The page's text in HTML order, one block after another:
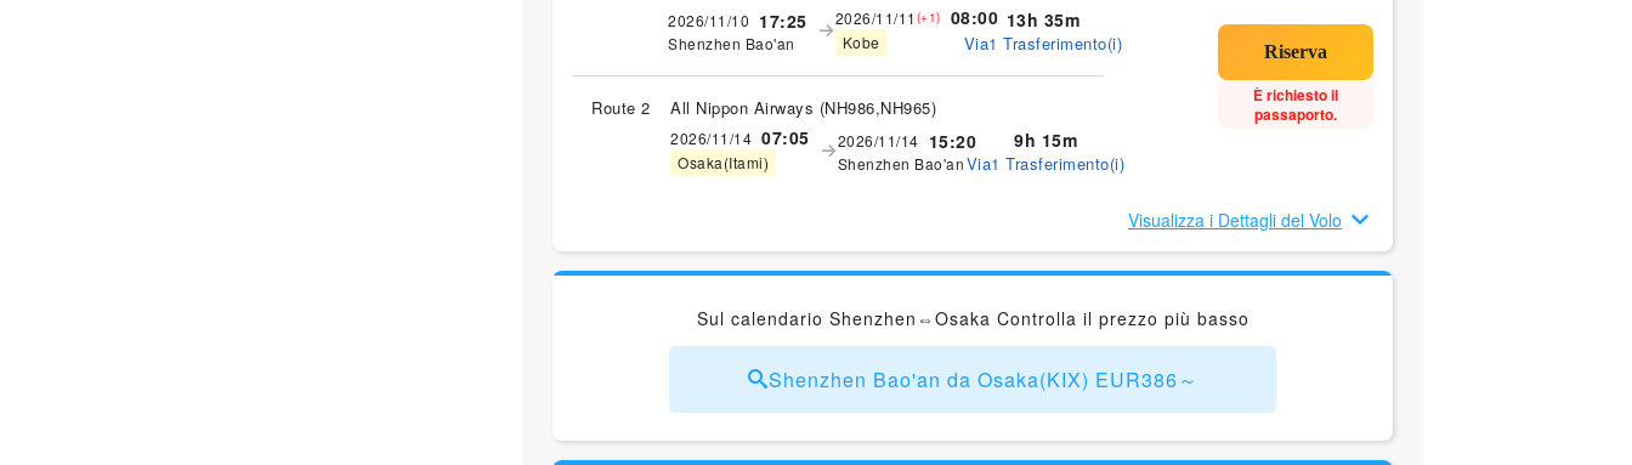
2026/11/10 17:25
Shenzhen Bao'an
2026/11/11 (+1) 08:00
Kobe
13h 35m
Via1 Trasferimento(i)
Route 2 All Nippon Airways (NH986,NH965)
2026/11/14 07:05
Osaka(Itami)
2026/11/14 15:20
Shenzhen Bao'an
9h 15m
Via1 Trasferimento(i)
È richiesto il
passaporto.
Visualizza i Dettagli del Volo
Sul calendario Shenzhen⇔Osaka Controlla il prezzo più basso
Shenzhen Bao'an da Osaka(KIX) EUR386～